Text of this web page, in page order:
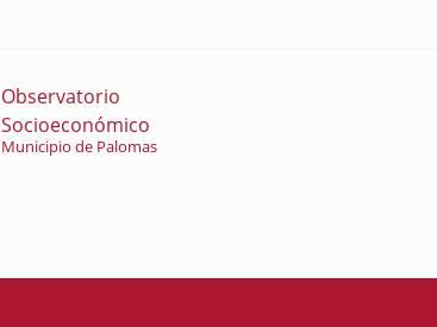
Observatorio
Socioeconómico
Municipio de Palomas